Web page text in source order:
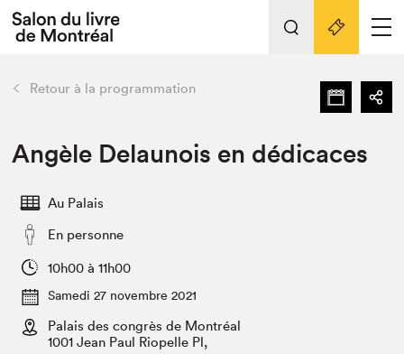
Espace médias
Tout sur l'édition 2022
Actualités
Vidéos et Balados
Club de lecture Braindate
retour Nos activités
Édition 2022
Planifier sa visite
Projets partenaires 2022
Liens pratiques
Retour à la programmation
Angèle Delaunois en dédicaces
Au Palais
En personne
10h00 à 11h00
Samedi 27 novembre 2021
Palais des congrès de Montréal
1001 Jean Paul Riopelle Pl,